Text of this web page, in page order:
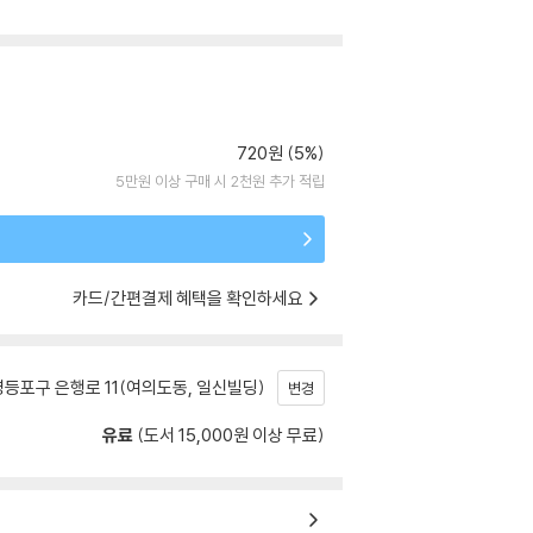
720원 (5%)
5만원 이상 구매 시 2천원 추가 적립
카드/간편결제 혜택을 확인하세요
포구 은행로 11(여의도동, 일신빌딩) 변경
유료 (도서 15,000원 이상 무료)